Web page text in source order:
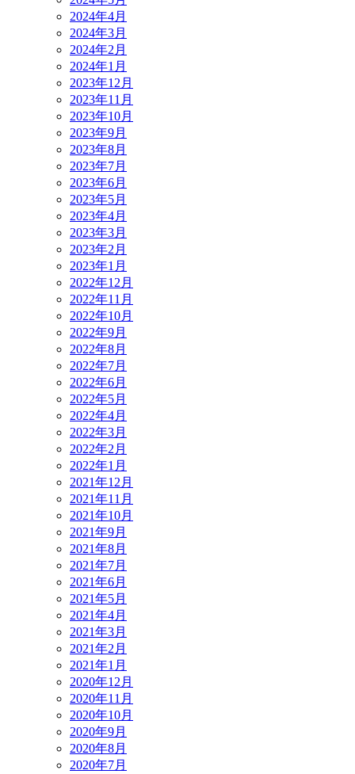
2024年4月
2024年3月
2024年2月
2024年1月
2023年12月
2023年11月
2023年10月
2023年9月
2023年8月
2023年7月
2023年6月
2023年5月
2023年4月
2023年3月
2023年2月
2023年1月
2022年12月
2022年11月
2022年10月
2022年9月
2022年8月
2022年7月
2022年6月
2022年5月
2022年4月
2022年3月
2022年2月
2022年1月
2021年12月
2021年11月
2021年10月
2021年9月
2021年8月
2021年7月
2021年6月
2021年5月
2021年4月
2021年3月
2021年2月
2021年1月
2020年12月
2020年11月
2020年10月
2020年9月
2020年8月
2020年7月